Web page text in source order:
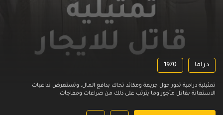
دراما 1970
تمثيلية درامية تدور حول جريمة ومكائد تحاك بدافع المال، وتستعرض تداعيات
الاستعانة بقاتل مأجور وما يترتب على ذلك من صراعات ومفاجآت.